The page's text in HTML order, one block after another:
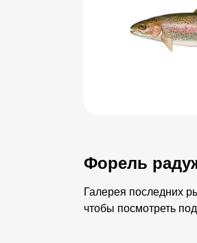
Форель
Галерея последних
чтобы посмотреть